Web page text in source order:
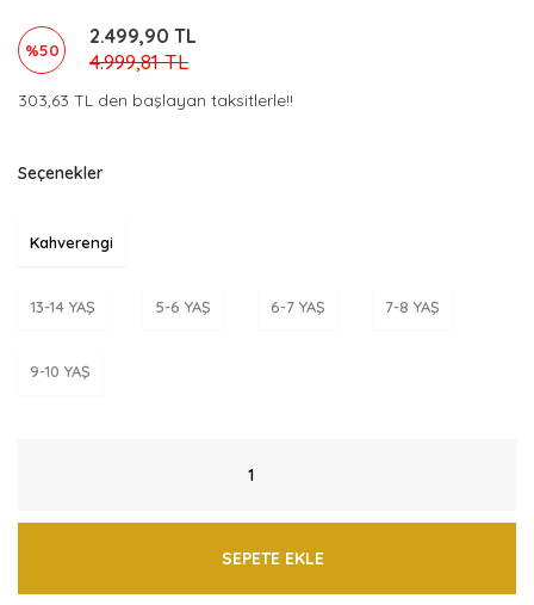
%50
2.499,90 TL
4.999,81 TL
303,63 TL den başlayan taksitlerle!!
Seçenekler
Kahverengi
13-14 YAŞ 5-6 YAŞ 6-7 YAŞ 7-8 YAŞ
9-10 YAŞ
SEPETE EKLE